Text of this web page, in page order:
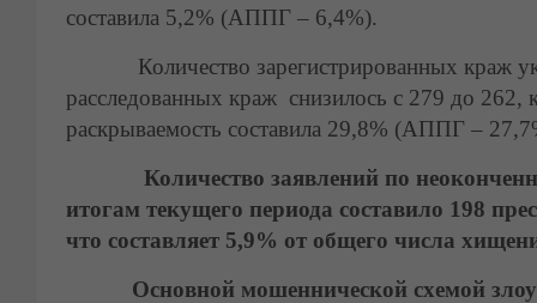
составила 5,2% (АППГ – 6,4%).
Количество зарегистрированных краж
расследованных краж снизилось с 279 до 262,
раскрываемость составила 29,8% (АППГ –
Количество заявлений по
итогам текущего периода составило 198
что составляет 5,9% от общего числа
Основной мошеннической схемой